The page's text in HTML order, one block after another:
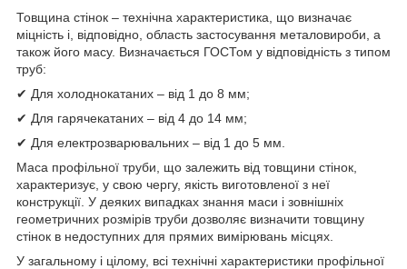
Товщина стінок – технічна характеристика, що визначає
міцність і, відповідно, область застосування металовироби, а
також його масу. Визначається ГОСТом у відповідність з типом
труб:
✔ Для холоднокатаних – від 1 до 8 мм;
✔ Для гарячекатаних – від 4 до 14 мм;
✔ Для електрозварювальних – від 1 до 5 мм.
Маса профільної труби, що залежить від товщини стінок,
характеризує, у свою чергу, якість виготовленої з неї
конструкції. У деяких випадках знання маси і зовнішніх
геометричних розмірів труби дозволяє визначити товщину
стінок в недоступних для прямих вимірювань місцях.
У загальному і цілому, всі технічні характеристики профільної